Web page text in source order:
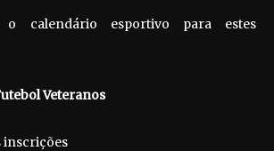
o calendário esportivo para estes
Veteranos
inscrições